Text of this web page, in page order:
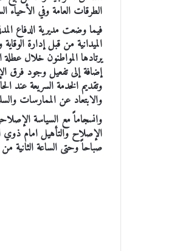
الطرقات العامة وفي الأحياء
فيما وضعت مديرية الدفاع
الميدانية من قبل إدارة
يرتادها المواطنون خلال عطلة
إضافة إلى تفعيل وجود فرق
وتقديم الخدمة السريعة عند
والابتعاد عن الممارسات
وانسجاماً مع السياسة
الإصلاح والتأهيل امام ذوي
صباحاً وحتى الساعة الثانية